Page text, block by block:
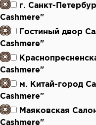
г. Санкт-
Cashmere"
Гостиный двор
Cashmere"
Cashmere"
м. Китай-город
Cashmere"
Маяковская
Cashmere"